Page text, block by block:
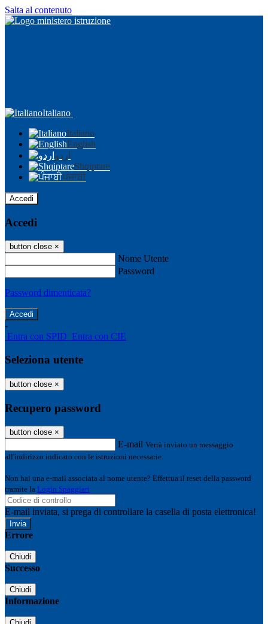
Salta al contenuto
Italiano
Italiano
English
اردو
Shqiptare
ਪੰਜਾਬੀ
Accedi
Accedi
button close ×
Nome Utente
Password
Password dimenticata?
-
Entra con SPID Entra con CIE
Seleziona utente
button close ×
Recupero password
button close ×
E-mail Verrà inviato un messaggio
all'indirizzo indicato con le istruzioni necessarie.
Non hai una e-mail associata al nome utente? Effettua il reset della password
tramite la Login Spaggiari
E-mail inviata, si prega di controllare la casella di posta elettronica!
Errore
Chiudi
Successo
Chiudi
Informazione